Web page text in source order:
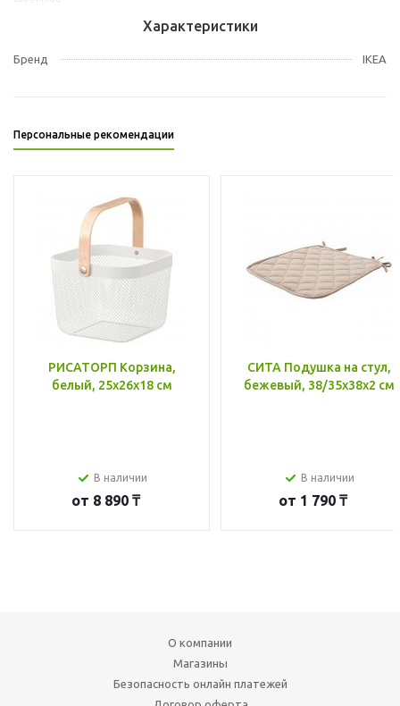
Характеристики
Бренд IKEA
Персональные рекомендации
РИСАТОРП Корзина,
белый, 25x26x18 см
В наличии
от 8 890 ₸
СИТА Подушка на стул,
бежевый, 38/35x38x2 см
В наличии
от 1 790 ₸
О компании
Магазины
Безопасность онлайн платежей